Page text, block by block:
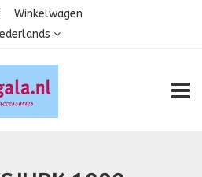
Winkelwagen